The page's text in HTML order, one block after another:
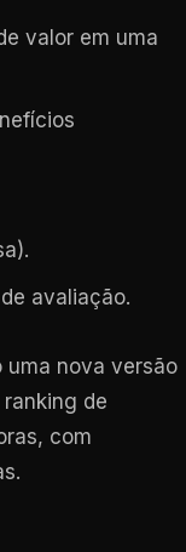
valor em uma
avaliação.
uma nova versão
de
com